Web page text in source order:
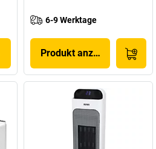
6-9 Werktage
Produkt anzeigen